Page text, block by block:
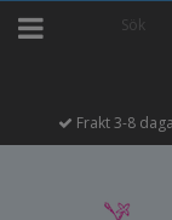
Frakt 3-8